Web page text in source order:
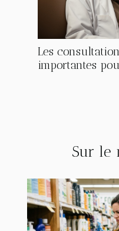
Les
importantes
Sur le